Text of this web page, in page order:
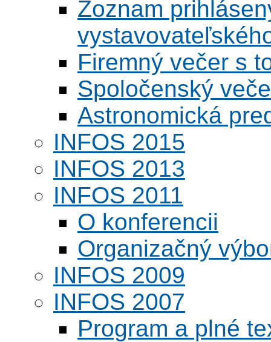
Zoznam
Firemný večer s
Spoločenský
Astronomická
INFOS 2015
INFOS 2013
INFOS 2011
O konferencii
Organizačný
INFOS 2009
INFOS 2007
Program a plné